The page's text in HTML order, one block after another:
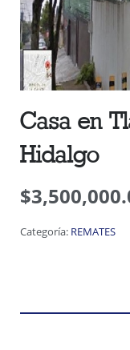
CONTACTO
¿Cómo comprar tu
Casa en
Hidalgo
$
Categoría: REMATES